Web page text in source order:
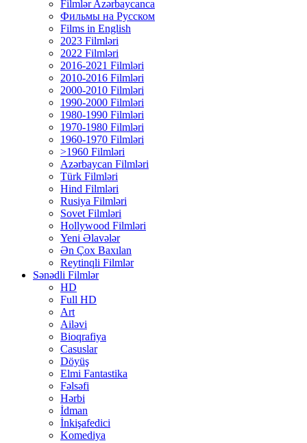
Filmlər Azərbaycanca
Фильмы на Русском
Films in English
2023 Filmləri
2022 Filmləri
2016-2021 Filmləri
2010-2016 Filmləri
2000-2010 Filmləri
1990-2000 Filmləri
1980-1990 Filmləri
1970-1980 Filmləri
1960-1970 Filmləri
>1960 Filmləri
Azərbaycan Filmləri
Türk Filmləri
Hind Filmləri
Rusiya Filmləri
Sovet Filmləri
Hollywood Filmləri
Yeni Əlavələr
Ən Çox Baxılan
Reytinqli Filmlər
Sənədli Filmlər
HD
Full HD
Art
Ailəvi
Bioqrafiya
Casuslar
Döyüş
Elmi Fantastika
Fəlsəfi
Hərbi
İdman
İnkişafedici
Komediya